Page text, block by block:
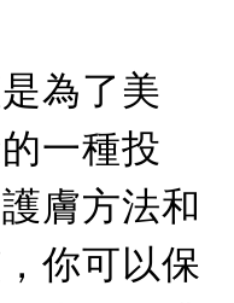
為了美
一種投
膚方法和
你可以保